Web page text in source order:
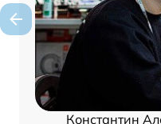
Константин